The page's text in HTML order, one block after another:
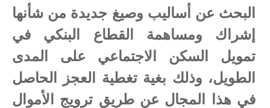
البحث عن أساليب وصيغ جديدة من شأنها
إشراك ومساهمة القطاع البنكي في
تمويل السكن الاجتماعي على المدى
الطويل، وذلك بغية تغطية العجز الحاصل
في هذا المجال عن طريق ترويج الأموال